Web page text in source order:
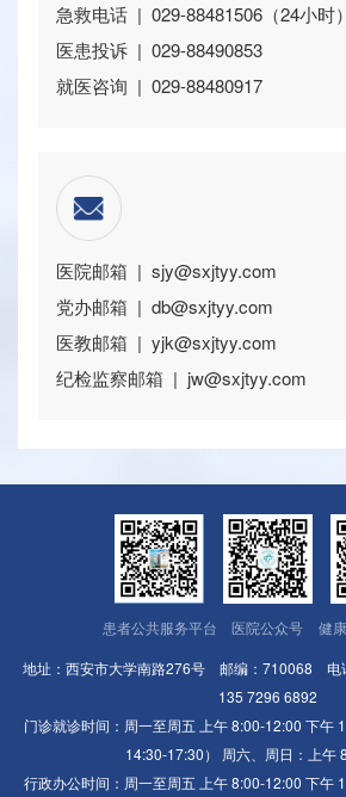
急救电话 | 029-88481506（24小时）
医患投诉 | 029-88490853
就医咨询 | 029-88480917
医院邮箱 | sjy@sxjtyy.com
党办邮箱 | db@sxjtyy.com
医教邮箱 | yjk@sxjtyy.com
纪检监察邮箱 | jw@sxjtyy.com
患者公共服务平台 医院公众号
健
地址：西安市大学南路276号 邮编：710068
135 7296 6892
门诊就诊时间：周一至周五 上午 8:00-12:00 下午
14:30-17:30） 周六、周日：上午
行政办公时间：周一至周五 上午 8:00-12:00 下午